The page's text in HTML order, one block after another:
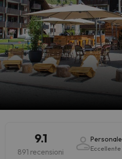
9.1
891 recensioni
Personale
Eccellente